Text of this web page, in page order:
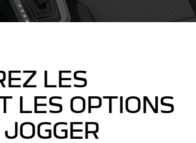
LES
LES OPTIONS